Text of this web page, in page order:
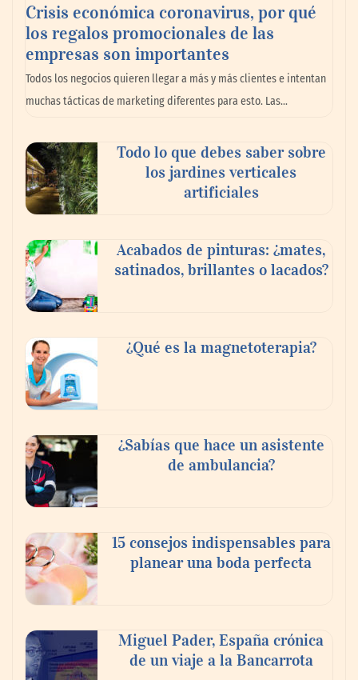
¿Cuándo y por qué debería contratar a un
abogado laboralista?
Aspectos a tener en cuenta para elegir el
¿Cuáles son las funciones de un abogado
laboral?
Crisis económica coronavirus, por qué
los regalos promocionales de las
empresas son importantes
Todos los negocios quieren llegar a más y más clientes e intentan
muchas tácticas de marketing diferentes para esto. Las…
Todo lo que debes saber sobre
los jardines verticales
artificiales
Acabados de pinturas: ¿mates,
satinados, brillantes o lacados?
¿Qué es la magnetoterapia?
¿Sabías que hace un asistente
de ambulancia?
15 consejos indispensables para
planear una boda perfecta
Miguel Pader, España crónica
de un viaje a la Bancarrota